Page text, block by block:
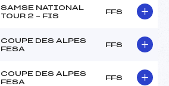
SAMSE NATIONAL
TOUR 2 – FIS
FFS
COUPE DES ALPES
FESA
FFS
COUPE DES ALPES
FESA
FFS